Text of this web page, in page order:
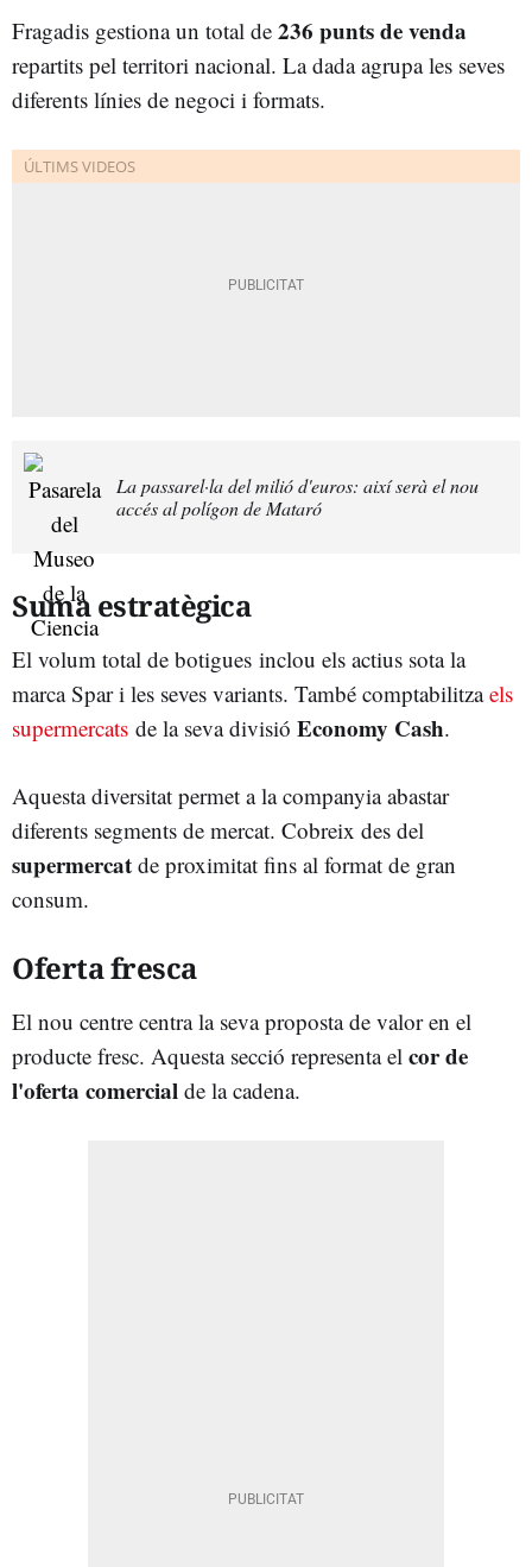
Fragadis gestiona un total de 236 punts de venda
repartits pel territori nacional. La dada agrupa les seves
diferents línies de negoci i formats.
La passarel·la del milió d'euros: així serà el nou
accés al polígon de Mataró
Suma estratègica
El volum total de botigues inclou els actius sota la
marca Spar i les seves variants. També comptabilitzaels
supermercats de la seva divisió Economy Cash.
Aquesta diversitat permet a la companyia abastar
diferents segments de mercat. Cobreix des del
supermercat de proximitat fins al format de gran
consum.
Oferta fresca
El nou centre centra la seva proposta de valor en el
producte fresc. Aquesta secció representa el cor de
l'oferta comercial de la cadena.